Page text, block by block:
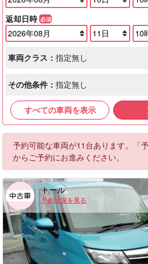
返却日時 必須
車両クラス： 指定無し
その他条件： 指定無し
すべての車両を表示
予約可能な車両が11台あります。「
からご予約にお進みください。
トール
予約状況を見る